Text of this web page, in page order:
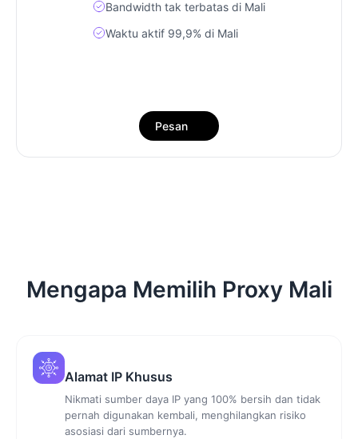
Bandwidth tak terbatas di Mali
Waktu aktif 99,9% di Mali
Pesan
Mengapa Memilih Proxy Mali
Alamat IP Khusus
Nikmati sumber daya IP yang 100% bersih dan tidak
pernah digunakan kembali, menghilangkan risiko
asosiasi dari sumbernya.